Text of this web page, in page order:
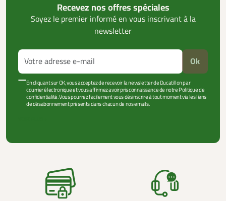
Recevez nos offres spéciales
Soyez le premier informé en vous inscrivant à la
newsletter
Ok
En cliquant sur OK, vous acceptez de recevoir la newsletter de Ducatillon par
courrier électronique et vous affirmez avoir pris connaissance de notre Politique de
confidentialité. Vous pourrez facilement vous désinscrire à tout moment via les liens
de désabonnement présents dans chacun de nos emails.